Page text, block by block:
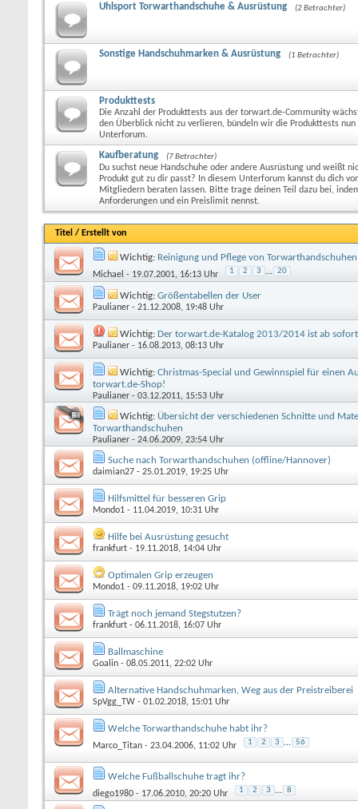
Uhlsport Torwarthandschuhe & Ausrüstung (2 Betrachter)
Sonstige Handschuhmarken & Ausrüstung (1 Betrachter)
Produkttests
Die Anzahl der Produkttests aus der torwart.de-Community
den Überblick nicht zu verlieren, bündeln wir die Produkttests
Unterforum.
Kaufberatung (7 Betrachter)
Du suchst neue Handschuhe oder andere Ausrüstung und weißt
Produkt gut zu dir passt? In diesem Unterforum kannst du dich
Mitgliedern beraten lassen. Bitte trage deinen Teil dazu bei,
Anforderungen und ein Preislimit nennst.
Titel / Erstellt von
Wichtig: Reinigung und Pflege von Torwarthandschuhen
Michael - 19.07.2001, 16:13 Uhr 1 2 3 ... 20
Wichtig: Größentabellen der User
Paulianer - 21.12.2008, 19:48 Uhr
Wichtig: Der torwart.de-Katalog 2013/2014 ist ab
Paulianer - 16.08.2013, 08:13 Uhr
Wichtig: Christmas-Special und Gewinnspiel für einen
torwart.de-Shop!
Paulianer - 03.12.2011, 15:53 Uhr
Wichtig: Übersicht der verschiedenen Schnitte und
Torwarthandschuhen
Paulianer - 24.06.2009, 23:54 Uhr
Suche nach Torwarthandschuhen (offline/Hannover)
daimian27 - 25.01.2019, 19:25 Uhr
Hilfsmittel für besseren Grip
Mondo1 - 11.04.2019, 10:31 Uhr
Hilfe bei Ausrüstung gesucht
frankfurt - 19.11.2018, 14:04 Uhr
Optimalen Grip erzeugen
Mondo1 - 09.11.2018, 19:02 Uhr
Trägt noch jemand Stegstutzen?
frankfurt - 06.11.2018, 16:07 Uhr
Ballmaschine
Goalin - 08.05.2011, 22:02 Uhr
Alternative Handschuhmarken, Weg aus der Preistreiberei
SpVgg_TW - 01.02.2018, 15:01 Uhr
Welche Torwarthandschuhe habt ihr?
Marco_Titan - 23.04.2006, 11:02 Uhr 1 2 3 ... 56
Welche Fußballschuhe tragt ihr?
diego1980 - 17.06.2010, 20:20 Uhr 1 2 3 ... 8